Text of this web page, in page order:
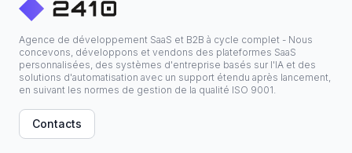
Agence de développement SaaS et B2B à cycle complet - Nous
concevons, développons et vendons des plateformes SaaS
personnalisées, des systèmes d'entreprise basés sur l'IA et des
solutions d'automatisation avec un support étendu après lancement,
en suivant les normes de gestion de la qualité ISO 9001.
Contacts